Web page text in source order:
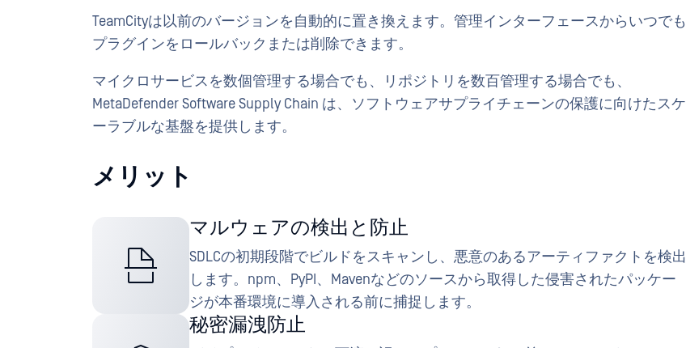
TeamCityは以前のバージョンを自動的に置き換えます。管理インターフェースからいつでも
プラグインをロールバックまたは削除できます。
マイクロサービスを数個管理する場合でも、リポジトリを数百管理する場合でも、
MetaDefender Software Supply Chain は、ソフトウェアサプライチェーンの保護に向けたスケ
ーラブルな基盤を提供します。
メリット
マルウェアの検出と防止
SDLCの初期段階でビルドをスキャンし、悪意のあるアーティファクトを検出
します。npm、PyPI、Mavenなどのソースから取得した侵害されたパッケー
ジが本番環境に導入される前に捕捉します。
秘密漏洩防止